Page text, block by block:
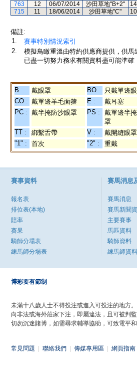
763
12 06/07/2014 沙田草地"B+2"
715
11 18/06/2014 沙田草地"C"
備註:
1.
賽事特別情況索引
2.
模擬鳥瞰重溫由特約供應商提供，供
已盡一切努力務求有關資料盡可能準
B : 戴眼罩 BO : 只戴單邊
CO : 戴單邊羊毛面箍 E : 戴耳塞
PC : 戴半掩防沙眼罩 PS :
戴單邊半
罩
TT : 綁繫舌帶 V : 戴開縫眼罩
"1" :
首次 "2" : 重戴
賽事資料
報名表
排位表(本地)
賠率
賽果
騎師分場表
練馬師分場表
賽馬消息
賽馬消息
賽馬新聞
主要賽事
馬匹資料
騎師資料
練馬師資料
博彩要有節制
未滿十八歲人士不得投注或進入可投注的地方。
向非法或海外莊家下注，即屬違法，且可被判監
切勿沉迷賭博，如需尋求輔導協助，可致電平
常見問題 聯絡我們 傳媒專用區 網頁指南